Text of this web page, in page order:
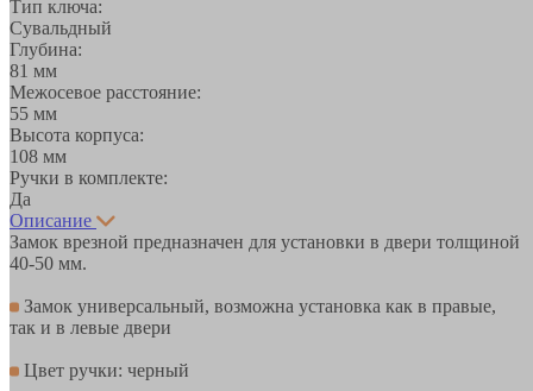
Тип ключа:
Сувальдный
Глубина:
81 мм
Межосевое расстояние:
55 мм
Высота корпуса:
108 мм
Ручки в комплекте:
Да
Описание
Замок врезной предназначен для установки в двери толщиной
40-50 мм.
Замок универсальный, возможна установка как в правые,
так и в левые двери
Цвет ручки: черный